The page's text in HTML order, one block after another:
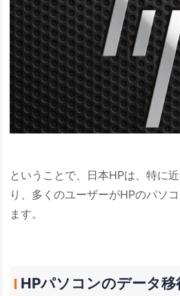
ということで、日本HPは、特に
り、多くのユーザーがHPのパソ
ます。
HPパソコンのデータ移